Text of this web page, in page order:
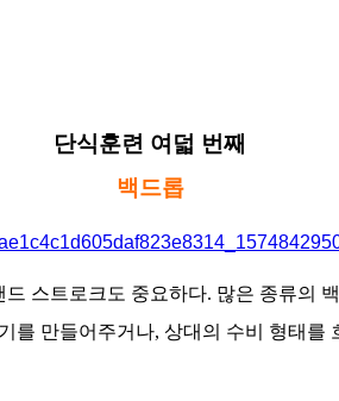
단식훈련 여덟 번째
백드롭
스트로크도 중요하다. 많은 종류의
만들어주거나, 상대의 수비 형태